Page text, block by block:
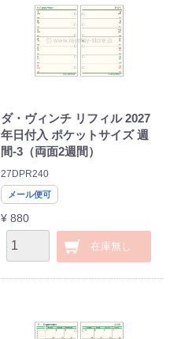
ダ・ヴィンチ リフィル 2027
年日付入 ポケットサイズ 週
間-3（両面2週間）
27DPR240
メール便可
¥ 880
在庫無し